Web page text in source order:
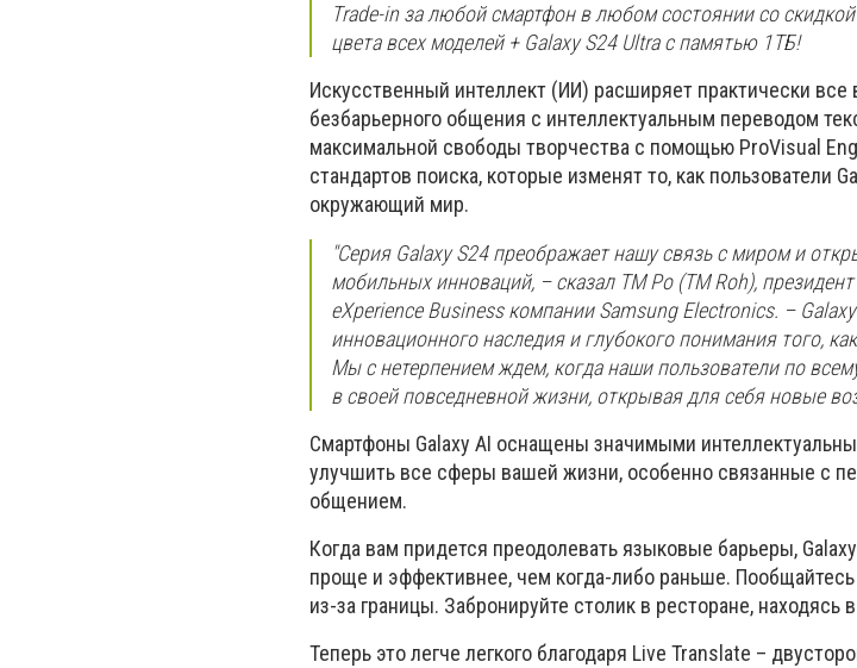
Тrade-in за любой смартфон в любом состоянии со
цвета всех моделей + Galaxy S24 Ultra с памятью 1ТБ!
Искусственный интеллект (ИИ) расширяет практически все
безбарьерного общения с интеллектуальным переводом
максимальной свободы творчества с помощью ProVisual
стандартов поиска, которые изменят то, как пользователи
окружающий мир.
"Серия Galaxy S24 преображает нашу связь с миром и
мобильных инноваций, – сказал ТМ Ро (TM Roh),
eXperience Business компании Samsung Electronics. –
инновационного наследия и глубокого понимания того,
Мы с нетерпением ждем, когда наши пользователи по
в своей повседневной жизни, открывая для себя новые
Смартфоны Galaxy AI оснащены значимыми
улучшить все сферы вашей жизни, особенно связанные с
общением.
Когда вам придется преодолевать языковые барьеры,
проще и эффективнее, чем когда-либо раньше.
из-за границы. Забронируйте столик в ресторане, находясь
Теперь это легче легкого благодаря Live Translate –